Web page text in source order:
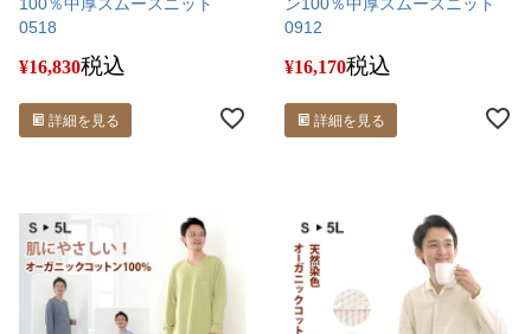
0518
¥16,830税込
詳細を見る
0912
¥16,170税込
詳細を見る